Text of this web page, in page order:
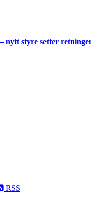
nytt styre setter
RSS